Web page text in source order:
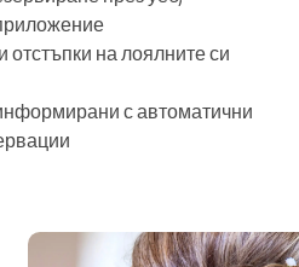
на лоялните си
с автоматични